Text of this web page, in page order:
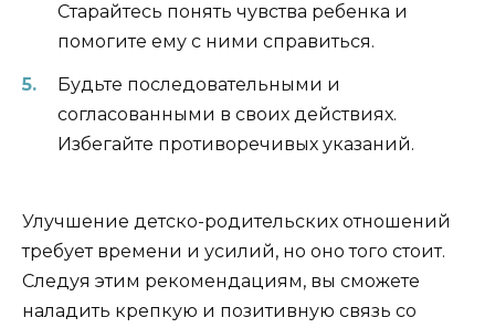
Старайтесь понять чувства ребенка и
помогите ему с ними справиться.
Будьте последовательными и
согласованными в своих действиях.
Избегайте противоречивых указаний.
Улучшение детско-родительских отношений
требует времени и усилий, но оно того стоит.
Следуя этим рекомендациям, вы сможете
наладить крепкую и позитивную связь со